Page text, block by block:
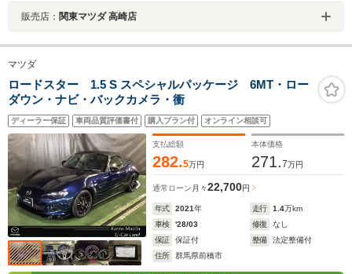
販売店： 関東マツダ 高崎店
マツダ
ロードスター 1.5 S スペシャルパッケージ 6MT・ロー
ダウン・ナビ・バックカメラ・衝
ディーラー保証 車両品質評価書付 購入プラン付 オンライン相談可
支払総額
282.5万円
本体価格
271.7万円
通常ローン 月々22,700円
年式 2021年 走行 1.4万km
車検
'28/03 修復
なし
保証
保証付 整備
法定整備付
住所
群馬県前橋市